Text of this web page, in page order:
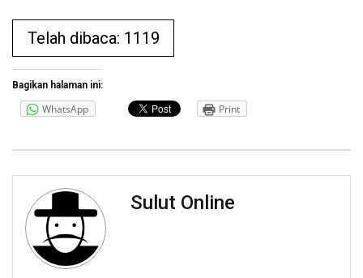
Telah dibaca: 1119
Bagikan halaman ini:
WhatsApp Print
Sulut Online